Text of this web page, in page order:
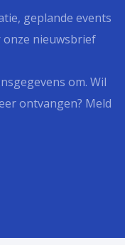
geplande events
onze nieuwsbrief
om. Wil
ontvangen? Meld